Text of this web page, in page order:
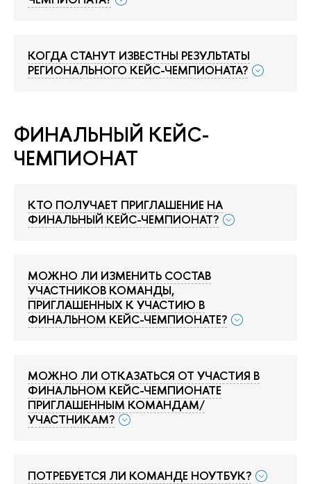
КОГДА СТАНУТ ИЗВЕСТНЫ РЕЗУЛЬТАТЫ
РЕГИОНАЛЬНОГО КЕЙС-ЧЕМПИОНАТА?
ФИНАЛЬНЫЙ КЕЙС-
ЧЕМПИОНАТ
КТО ПОЛУЧАЕТ ПРИГЛАШЕНИЕ НА
ФИНАЛЬНЫЙ КЕЙС-ЧЕМПИОНАТ?
МОЖНО ЛИ ИЗМЕНИТЬ СОСТАВ
УЧАСТНИКОВ КОМАНДЫ,
ПРИГЛАШЕННЫХ К УЧАСТИЮ В
ФИНАЛЬНОМ КЕЙС-ЧЕМПИОНАТЕ?
МОЖНО ЛИ ОТКАЗАТЬСЯ ОТ УЧАСТИЯ В
ФИНАЛЬНОМ КЕЙС-ЧЕМПИОНАТЕ
ПРИГЛАШЕННЫМ КОМАНДАМ/
УЧАСТНИКАМ?
ПОТРЕБУЕТСЯ ЛИ КОМАНДЕ НОУТБУК?